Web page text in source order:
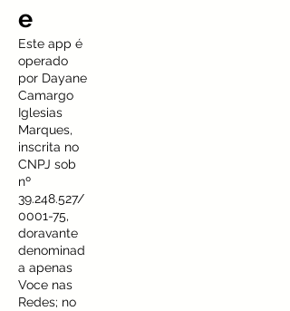
e
Este app é
operado
por Dayane
Camargo
Iglesias
Marques,
inscrita no
CNPJ sob
nº
39.248.527/
0001-75,
doravante
denominad
a apenas
Voce nas
Redes; no